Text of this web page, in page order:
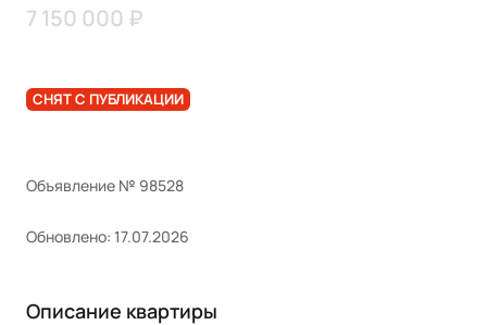
7 150 000 ₽
СНЯТ С ПУБЛИКАЦИИ
Объявление № 98528
Обновлено: 17.07.2026
Описание квартиры